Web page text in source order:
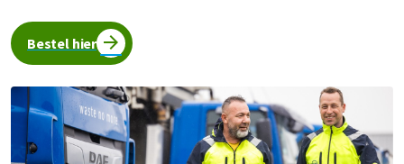
Bestel hier